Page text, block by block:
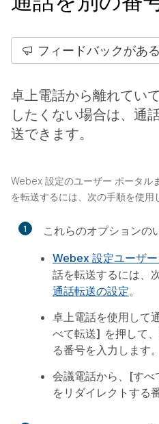
フィードバックがあ
卓上電話から離れてい
したくない場合は、通
送できます。
Webex 設定のユーザー ポータル
を転送するには、次の手順を使用
1
これらのオプションの
Webex 設定ユーザ
話を転送するには、
通話転送の設定。
卓上電話を使用して
べて転送] を押して
る番号を入力します。
会議電話から、 [すべ
をリダイレクトする